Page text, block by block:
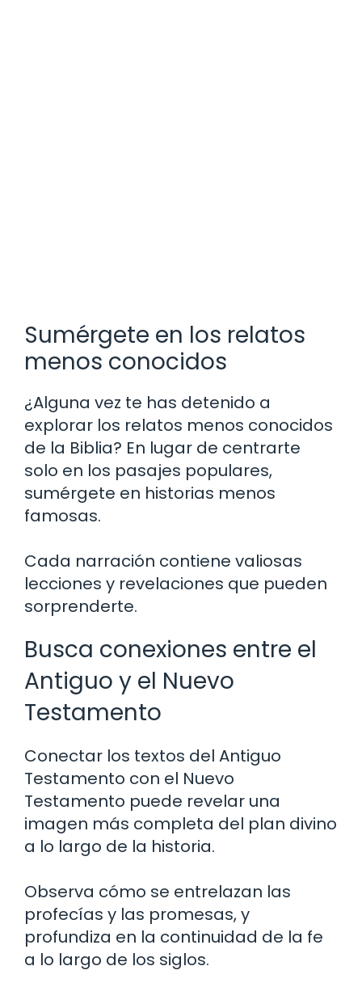
Sumérgete en los relatos
menos conocidos
¿Alguna vez te has detenido a
explorar los relatos menos conocidos
de la Biblia? En lugar de centrarte
solo en los pasajes populares,
sumérgete en historias menos
famosas.
Cada narración contiene valiosas
lecciones y revelaciones que pueden
sorprenderte.
Busca conexiones entre el
Antiguo y el Nuevo
Testamento
Conectar los textos del Antiguo
Testamento con el Nuevo
Testamento puede revelar una
imagen más completa del plan divino
a lo largo de la historia.
Observa cómo se entrelazan las
profecías y las promesas, y
profundiza en la continuidad de la fe
a lo largo de los siglos.